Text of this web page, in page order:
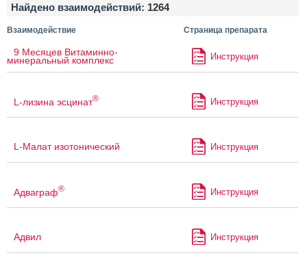
Найдено взаимодействий: 1264
Взаимодействие Страница препарата
9 Месяцев Витаминно-
минеральный комплекс Инструкция
L-лизина эсцинат® Инструкция
L-Малат изотонический Инструкция
Адваграф® Инструкция
Адвил Инструкция